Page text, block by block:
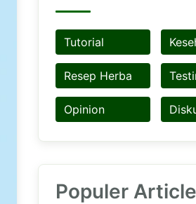
Tutorial
Resep Herba
Opinion
Populer